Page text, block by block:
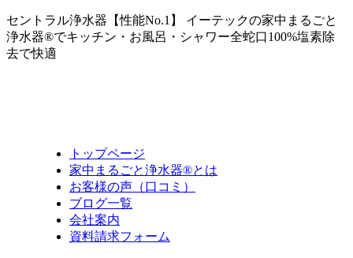
セントラル浄水器【性能No.1】 イーテックの家中まるごと
浄水器®でキッチン・お風呂・シャワー全蛇口100%塩素除
去で快適
トップページ
家中まるごと浄水器®とは
お客様の声（口コミ）
ブログ一覧
会社案内
資料請求フォーム